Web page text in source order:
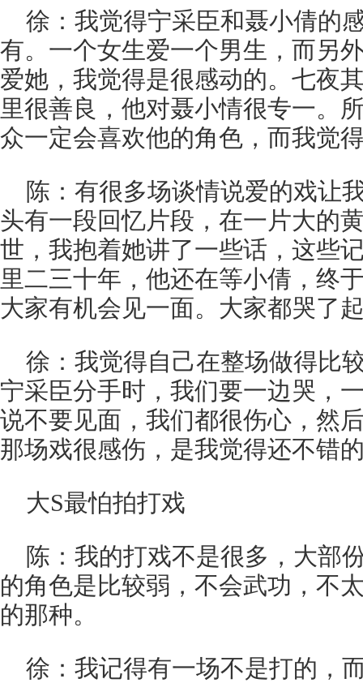
徐：我觉得宁采臣和聂小倩的
有。一个女生爱一个男生，而另
爱她，我觉得是很感动的。七夜
里很善良，他对聂小情很专一。
众一定会喜欢他的角色，而我觉
陈：有很多场谈情说爱的戏让
头有一段回忆片段，在一片大的
世，我抱着她讲了一些话，这些
里二三十年，他还在等小倩，终
大家有机会见一面。大家都哭了
徐：我觉得自己在整场做得比
宁采臣分手时，我们要一边哭，
说不要见面，我们都很伤心，然
那场戏很感伤，是我觉得还不错
大S最怕拍打戏
陈：我的打戏不是很多，大部
的角色是比较弱，不会武功，不
的那种。
徐：我记得有一场不是打的，